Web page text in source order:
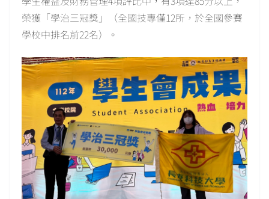
榮獲「學治三冠獎」（全國技專僅12所，於全國參賽
學校中排名前22名）。